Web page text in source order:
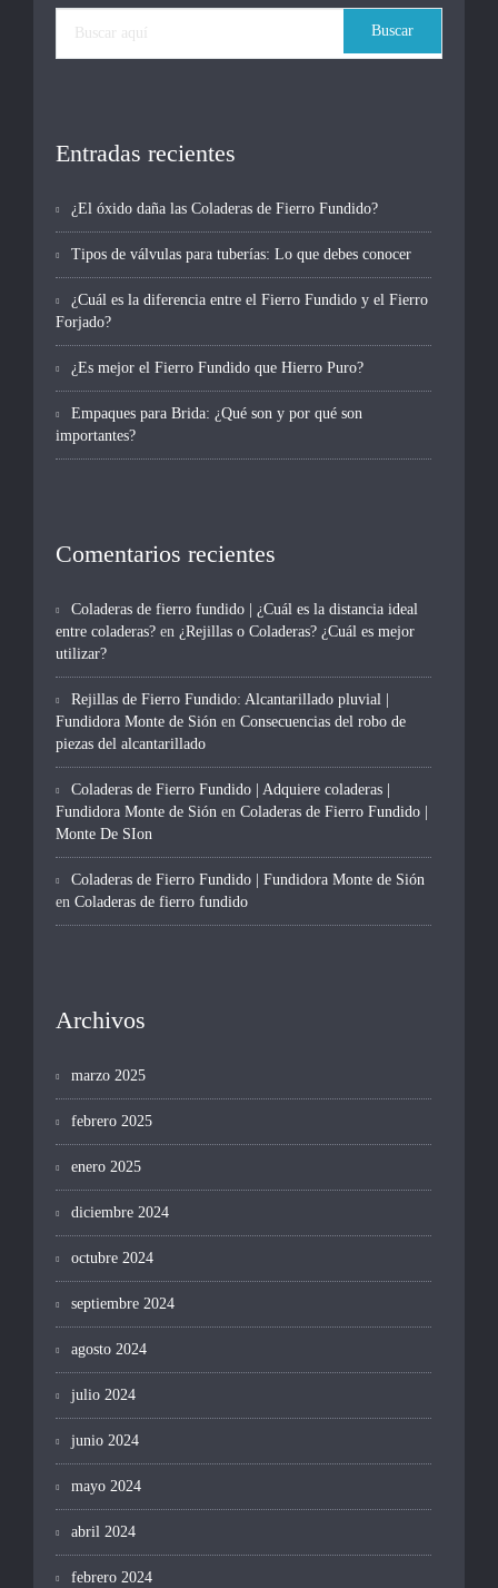
Entradas recientes
¿El óxido daña las Coladeras de Fierro Fundido?
Tipos de válvulas para tuberías: Lo que debes conocer
¿Cuál es la diferencia entre el Fierro Fundido y el Fierro
Forjado?
¿Es mejor el Fierro Fundido que Hierro Puro?
Empaques para Brida: ¿Qué son y por qué son
importantes?
Comentarios recientes
Coladeras de fierro fundido | ¿Cuál es la distancia ideal
entre coladeras? en ¿Rejillas o Coladeras? ¿Cuál es mejor
utilizar?
Rejillas de Fierro Fundido: Alcantarillado pluvial |
Fundidora Monte de Sión en Consecuencias del robo de
piezas del alcantarillado
Coladeras de Fierro Fundido | Adquiere coladeras |
Fundidora Monte de Sión en Coladeras de Fierro Fundido |
Monte De SIon
Coladeras de Fierro Fundido | Fundidora Monte de Sión
en Coladeras de fierro fundido
Archivos
marzo 2025
febrero 2025
enero 2025
diciembre 2024
octubre 2024
septiembre 2024
agosto 2024
julio 2024
junio 2024
mayo 2024
abril 2024
febrero 2024